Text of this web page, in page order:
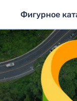
Фигурное